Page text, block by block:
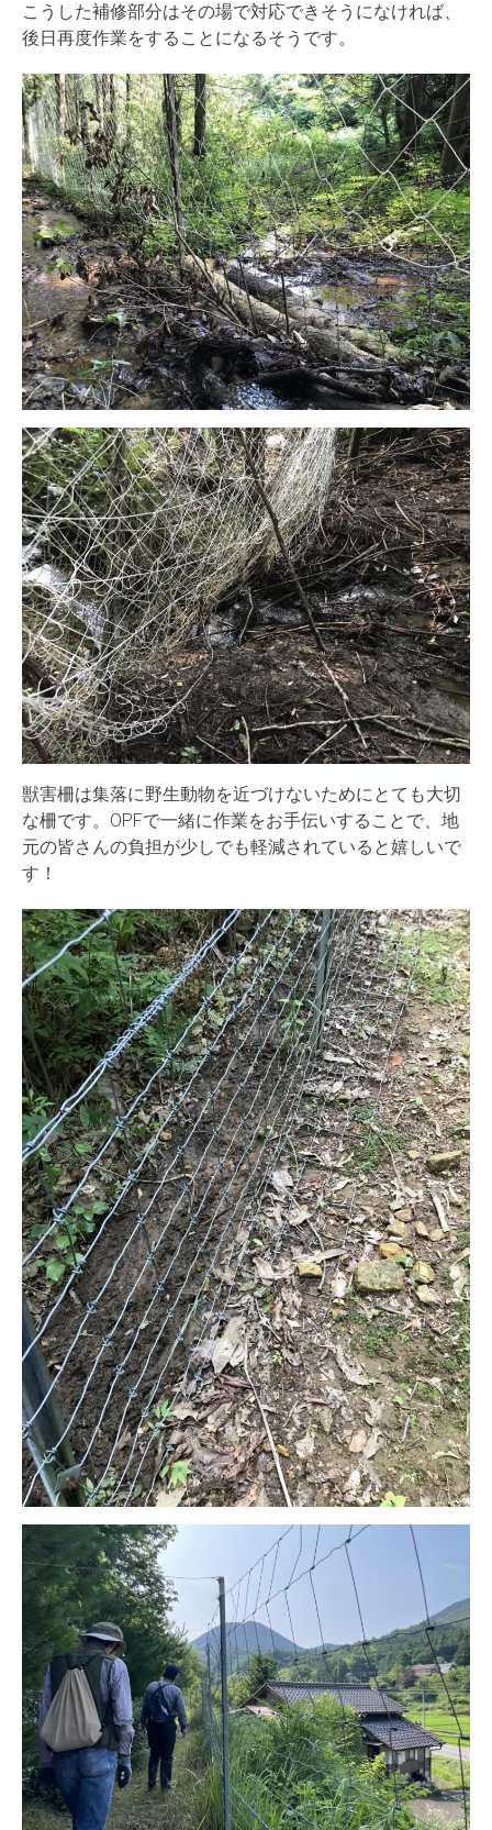
こうした補修部分はその場で対応できそうになければ、
後日再度作業をすることになるそうです。
獣害柵は集落に野生動物を近づけないためにとても大切
な柵です。OPFで一緒に作業をお手伝いすることで、地
元の皆さんの負担が少しでも軽減されていると嬉しいで
す！